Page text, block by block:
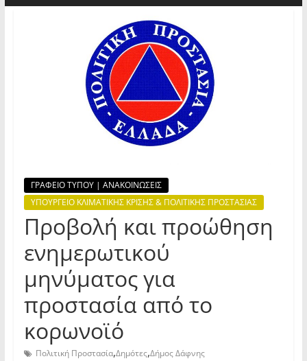
ΓΡΑΦΕΙΟ ΤΥΠΟΥ | ΑΝΑΚΟΙΝΩΣΕΙΣ
ΥΠΟΥΡΓΕΙΟ ΚΛΙΜΑΤΙΚΗΣ ΚΡΙΣΗΣ & ΠΟΛΙΤΙΚΗΣ ΠΡΟΣΤΑΣΙΑΣ
Προβολή και προώθηση
ενημερωτικού
μηνύματος για
προστασία από το
κορωνοϊό
Πολιτική Προστασία,Δημότες,Δήμος Δάφνης